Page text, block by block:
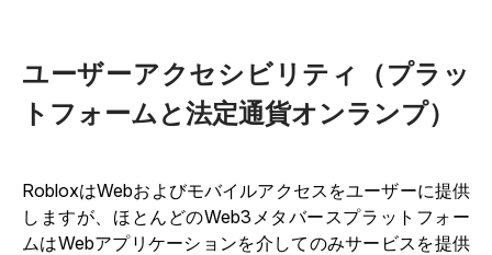
ユーザーアクセシビリティ（プラッ
トフォームと法定通貨オンランプ）
RobloxはWebおよびモバイルアクセスをユーザーに提供
しますが、ほとんどのWeb3メタバースプラットフォー
ムはWebアプリケーションを介してのみサービスを提供